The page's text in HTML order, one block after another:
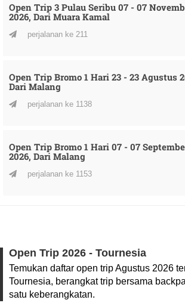
Open Trip 3 Pulau Seribu 07 - 07
2026, Dari Muara Kamal
perjalanan ke 211
Open Trip Bromo 1 Hari 23 - 23 Agustus
Dari Malang
perjalanan ke 1138
Open Trip Bromo 1 Hari 07 - 07
2026, Dari Malang
perjalanan ke 1153
Open Trip 2026 - Tournesia
Temukan daftar open trip Agustus 2026
Tournesia, berangkat trip bersama
satu keberangkatan.